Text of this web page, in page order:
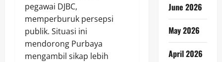
pegawai DJBC,
memperburuk persepsi
publik. Situasi ini
mendorong Purbaya
mengambil sikap lebih
June 2026
May 2026
April 2026